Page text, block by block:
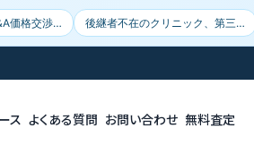
価格交渉… 後継者不在のクリニック、第三…
ス よくある質問 お問い合わせ 無料査定